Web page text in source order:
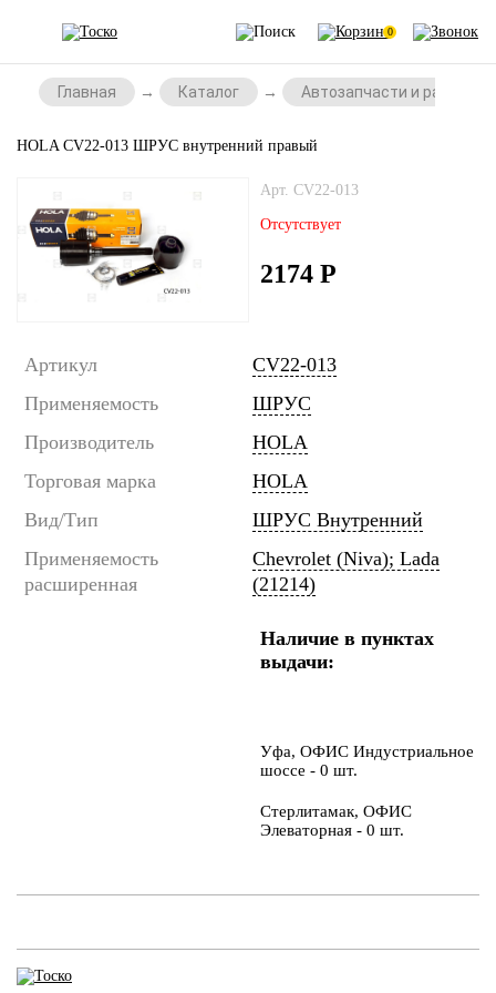
0
Главная Каталог Автозапчасти и
HOLA CV22-013 ШРУС внутренний правый
Арт. CV22-013
Отсутствует
2174 Р
Артикул
CV22-013
Применяемость
ШРУС
Производитель
HOLA
Торговая марка
HOLA
Вид/Тип
ШРУС Внутренний
Применяемость
расширенная
Chevrolet (Niva); Lada
(21214)
Наличие в пунктах
выдачи:
Уфа, ОФИС Индустриальное
шоссе - 0 шт.
Стерлитамак, ОФИС
Элеваторная - 0 шт.